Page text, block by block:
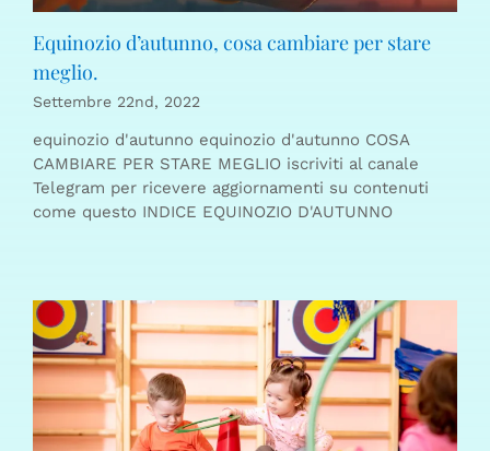
Equinozio d’autunno, cosa cambiare per stare
meglio.
Settembre 22nd, 2022
equinozio d'autunno equinozio d'autunno COSA
CAMBIARE PER STARE MEGLIO iscriviti al canale
Telegram per ricevere aggiornamenti su contenuti
come questo INDICE EQUINOZIO D'AUTUNNO